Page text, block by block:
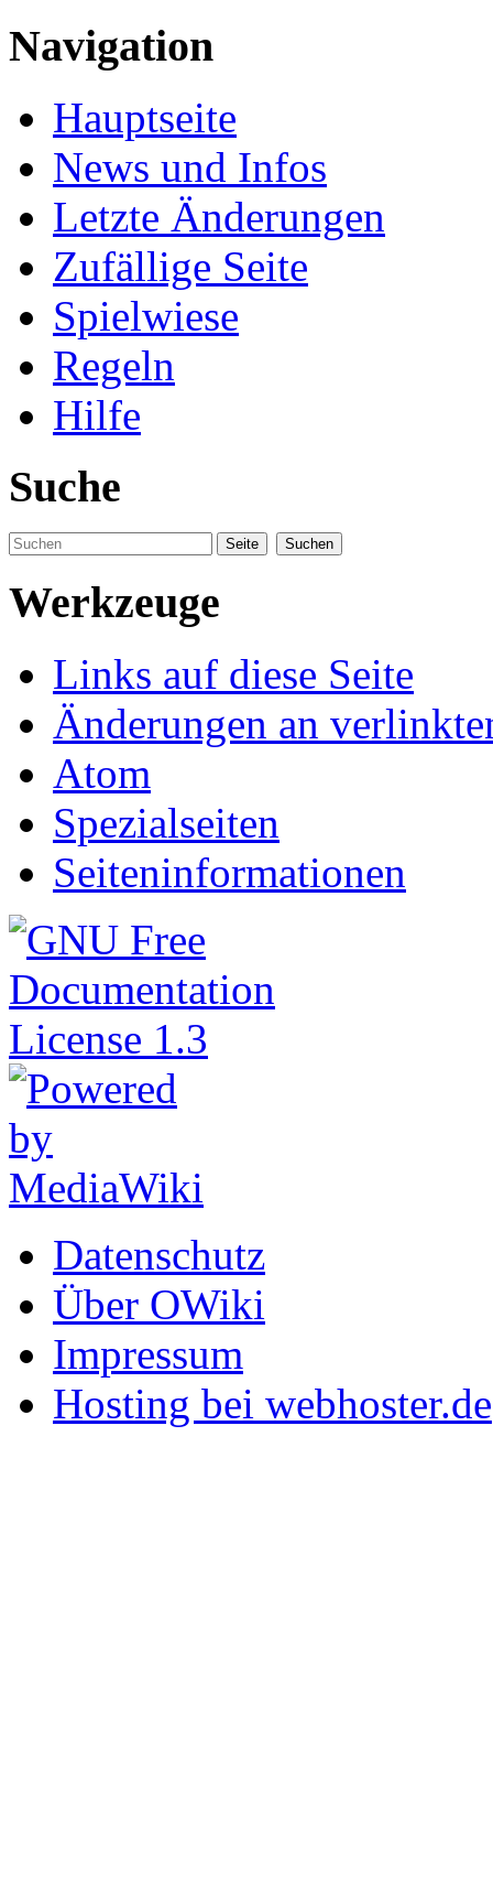
Navigation
Hauptseite
News und Infos
Letzte Änderungen
Zufällige Seite
Spielwiese
Regeln
Hilfe
Suche
Werkzeuge
Links auf diese Seite
Änderungen an
Atom
Spezialseiten
Seiteninformationen
Datenschutz
Über OWiki
Impressum
Hosting bei webhoster.de